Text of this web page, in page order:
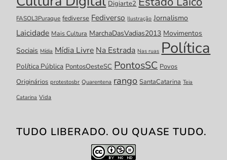
Digiarte2
FASOL3Puraque fediverse Fediverso Ilustração Jornalismo
Laicidade Mais Cultura MarchaDasVadias2013 Movimentos
Sociais Mídia Mídia LivreNa Estrada Nas ruas Política
Política Pública PontosOesteSC PontosSC Povos
Originários protestosbr Quarentena rango SantaCatarina Teia
Catarina Vida
TUDO LIBERADO. OU QUASE TUDO.